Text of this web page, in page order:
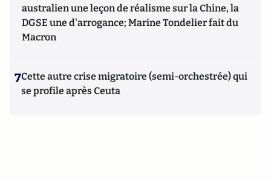
australien une leçon de réalisme sur la Chine, la
DGSE une d'arrogance; Marine Tondelier fait du
Macron
7Cette autre crise migratoire (semi-orchestrée) qui
se profile après Ceuta